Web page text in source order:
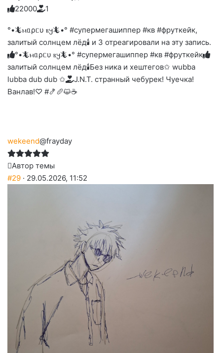
Голосуйте
вверх.
2
Нажмите
реакцию:
улыбаюсь
2
Нажмите
реакцию:
до
слез
0
Нажмите
реакцию:
печаль
0
Нажмите
реакцию:
плачу
0
Нажмите
благодарю
1
°•🦎ⲙᥲρᥴυ ⲃ𐔤🦎•° #супермегашиппер #кв #фруткейк,
залитый солнцем лёд🕯 и 3 отреагировали на эту запись.
°•🦎ⲙᥲρᥴυ ⲃ𐔤🦎•° #супермегашиппер #кв #фруткейк
залитый солнцем лёд🕯Без ника и хештегов✩ wubba
lubba dub dub ✩
J.N.T. странный чебурек! Чуечка!
Ванлав!♡ #🍤🥖😺☕
wekeend@frayday
Автор темы
#29 · 29.05.2026, 11:52